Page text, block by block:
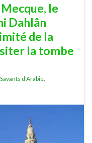
le
Dahlân
de la
la tombe
Savants d'Arabie